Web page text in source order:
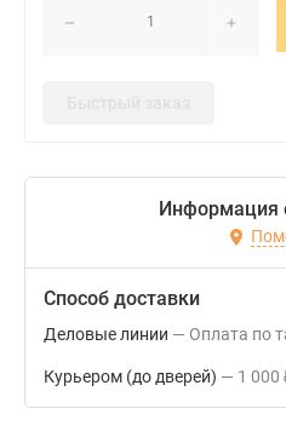
Информация
Способ доставки
Деловые линии Оплата по
Курьером (до дверей) 1 000